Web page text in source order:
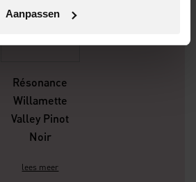
Aanpassen
Résonance
Willamette
Valley Pinot
Noir
lees meer